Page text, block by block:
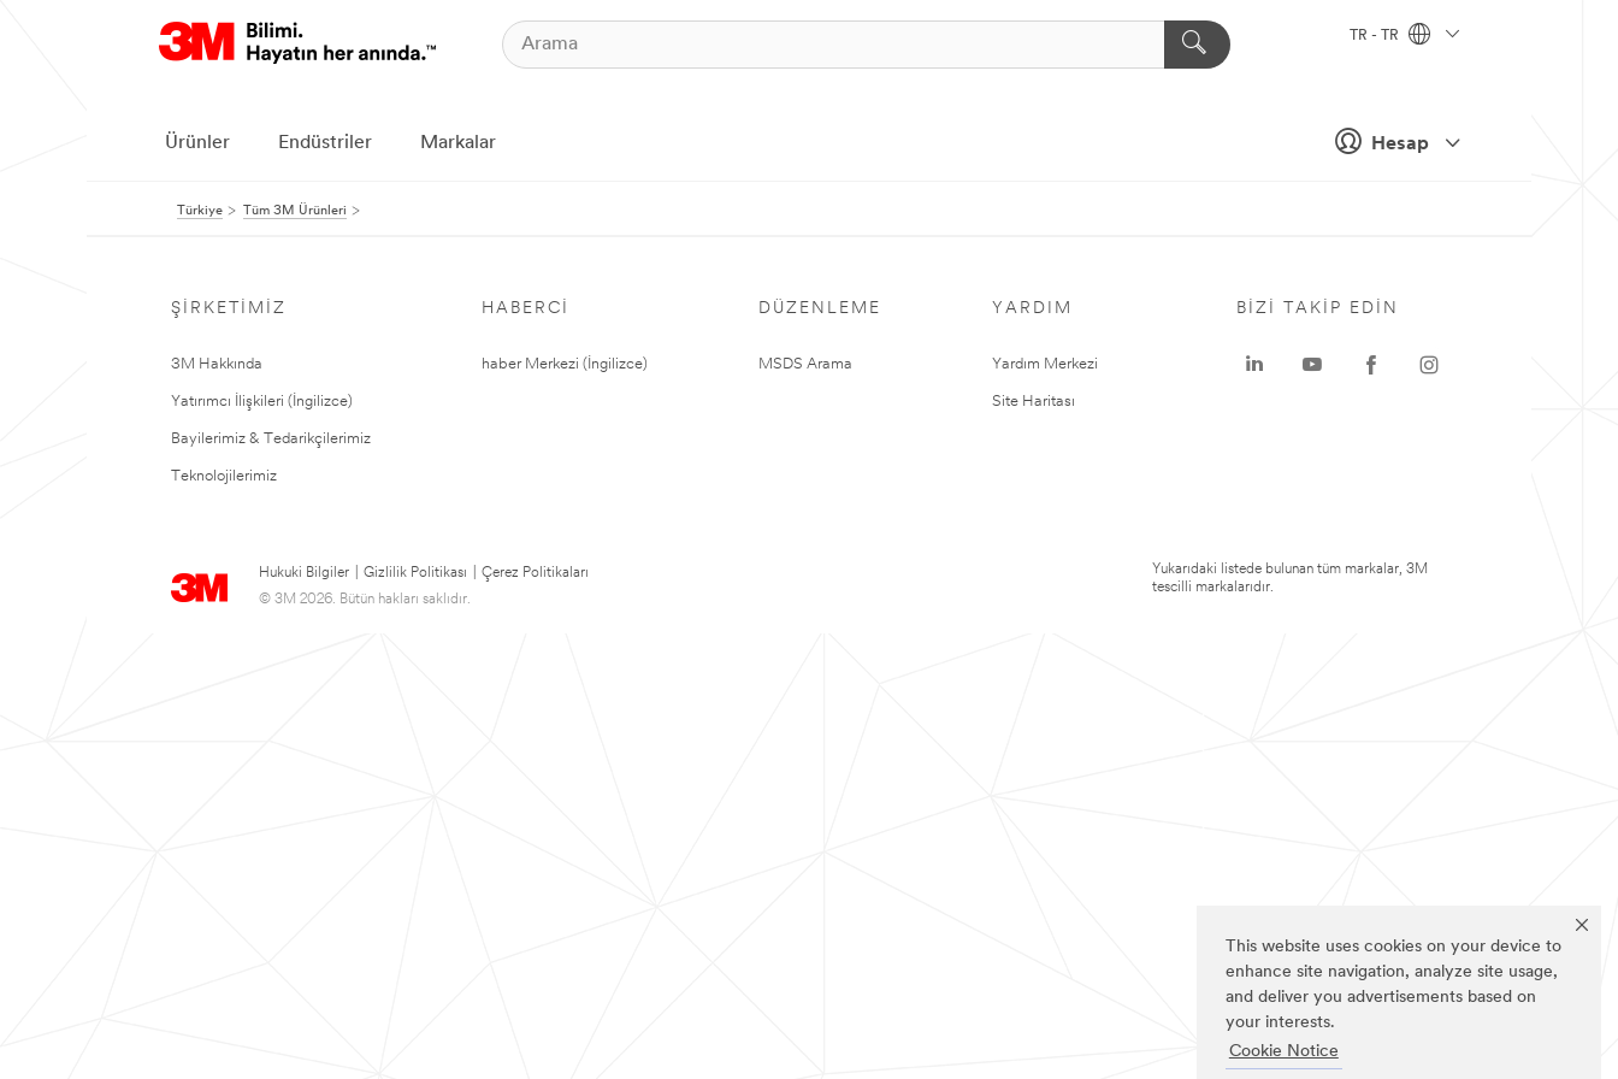
This website uses cookies on your device to
enhance site navigation, analyze site usage,
and deliver you advertisements based on
your interests.
Cookie Notice
Hesap
TR - TR
Ürünler Endüstriler Markalar
Türkiye Tüm 3M Ürünleri
ŞIRKETIMIZ
3M Hakkında
Yatırımcı İlişkileri (İngilizce)
Bayilerimiz & Tedarikçilerimiz
Teknolojilerimiz
HABERCI
haber Merkezi (İngilizce)
DÜZENLEME
MSDS Arama
YARDIM
Yardım Merkezi
Site Haritası
Hukuki Bilgiler Gizlilik Politikası
Çerez Politikaları
© 3M 2026. Bütün hakları saklıdır.
BIZI TAKIP EDIN
Yukarıdaki listede bulunan tüm markalar, 3M
tescilli markalarıdır.